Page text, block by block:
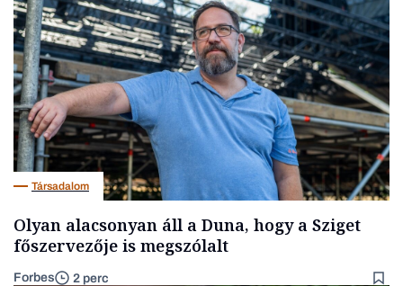
Társadalom
Olyan alacsonyan áll a Duna, hogy a Sziget
főszervezője is megszólalt
Forbes 2 perc